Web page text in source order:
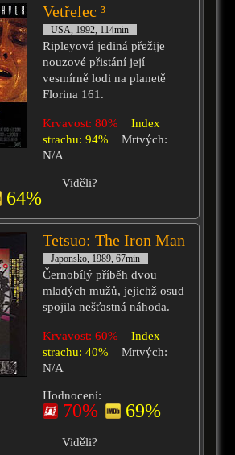
Vetřelec ³
USA, 1992, 114min
Ripleyová jediná přežije
nouzové přistání její
vesmírně lodi na planetě
Florina 161.
Krvavost: 80%
Index
strachu: 94%
Mrtvých:
N/A
64%
Viděli?
Tetsuo: The Iron Man
Japonsko, 1989, 67min
Černobílý příběh dvou
mladých mužů, jejichž osud
spojila nešťastná náhoda.
Krvavost: 60%
Index
strachu: 40%
Mrtvých:
N/A
Hodnocení:
70% 69%
Viděli?